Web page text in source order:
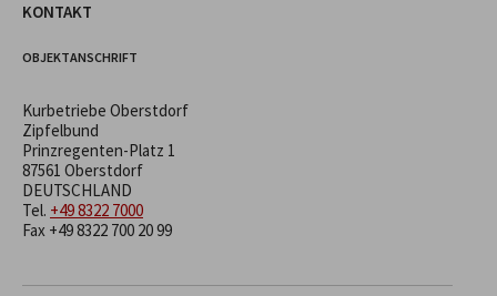
KONTAKT
OBJEKTANSCHRIFT
Kurbetriebe Oberstdorf
Zipfelbund
Prinzregenten-Platz 1
87561 Oberstdorf
DEUTSCHLAND
Tel. +49 8322 7000
Fax +49 8322 700 20 99